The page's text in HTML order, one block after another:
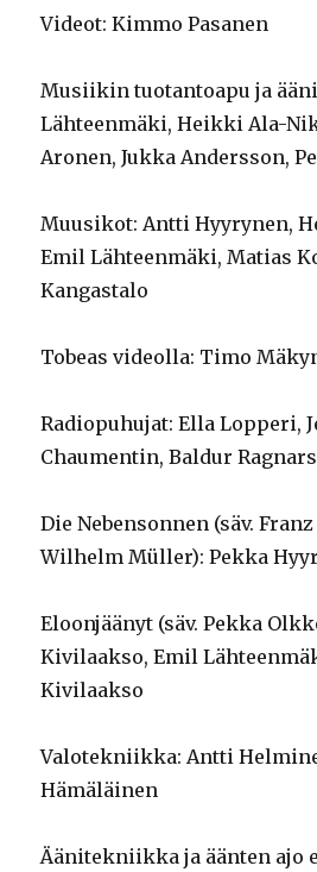
Videot: Kimmo Pasanen
Musiikin tuotantoapu ja
Lähteenmäki, Heikki Ala-
Aronen, Jukka Andersson,
Muusikot: Antti Hyyrynen,
Emil Lähteenmäki, Matias
Kangastalo
Tobeas videolla: Timo
Radiopuhujat: Ella Lopperi,
Chaumentin, Baldur
Die Nebensonnen (säv.
Wilhelm Müller): Pekka
Eloonjäänyt (säv. Pekka
Kivilaakso, Emil
Kivilaakso
Valotekniikka: Antti
Hämäläinen
Äänitekniikka ja äänten ajo